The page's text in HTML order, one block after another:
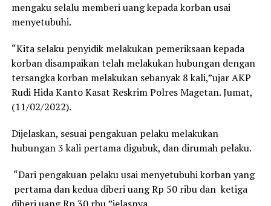
mengaku selalu memberi uang kepada korban usai
menyetubuhi.
“Kita selaku penyidik melakukan pemeriksaan kepada
korban disampaikan telah melakukan hubungan dengan
tersangka korban melakukan sebanyak 8 kali,”ujar AKP
Rudi Hida Kanto Kasat Reskrim Polres Magetan. Jumat,
(11/02/2022).
Dijelaskan, sesuai pengakuan pelaku melakukan
hubungan 3 kali pertama digubuk, dan dirumah pelaku.
“Dari pengakuan pelaku usai menyetubuhi korban yang
pertama dan kedua diberi uang Rp 50 ribu dan ketiga